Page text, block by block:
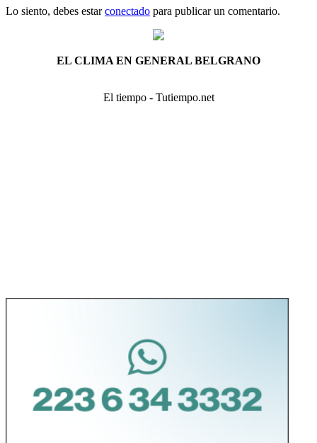
Lo siento, debes estarconectado para publicar un comentario.
EL CLIMA EN GENERAL BELGRANO
El tiempo - Tutiempo.net